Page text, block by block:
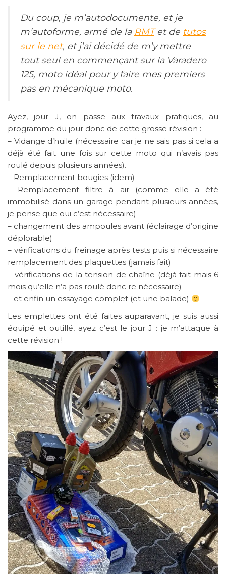
Du coup, je m’autodocumente, et je
m’autoforme, armé de la RMTet de tutos
sur le net, et j’ai décidé de m’y mettre
tout seul en commençant sur la Varadero
125, moto idéal pour y faire mes premiers
pas en mécanique moto.
Ayez, jour J, on passe aux travaux pratiques, au
programme du jour donc de cette grosse révision :
– Vidange d’huile (nécessaire car je ne sais pas si cela a
déjà été fait une fois sur cette moto qui n’avais pas
roulé depuis plusieurs années).
– Remplacement bougies (idem)
– Remplacement filtre à air (comme elle a été
immobilisé dans un garage pendant plusieurs années,
je pense que oui c’est nécessaire)
– changement des ampoules avant (éclairage d’origine
déplorable)
– vérifications du freinage après tests puis si nécessaire
remplacement des plaquettes (jamais fait)
– vérifications de la tension de chaîne (déjà fait mais 6
mois qu’elle n’a pas roulé donc re nécessaire)
– et enfin un essayage complet (et une balade)
Les emplettes ont été faites auparavant, je suis aussi
équipé et outillé, ayez c’est le jour J : je m’attaque à
cette révision !